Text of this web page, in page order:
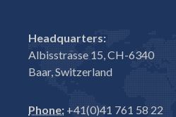
Headquarters:
Albisstrasse 15, CH-6340
Baar, Switzerland
Phone: +41(0)41 761 58 22